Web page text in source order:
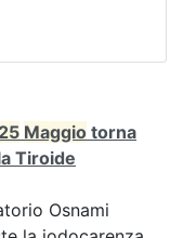
25 Maggio torna
Tiroide
Osnami